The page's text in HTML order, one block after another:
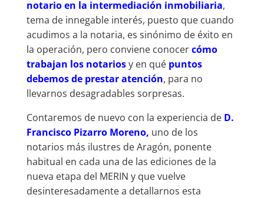
notario en la intermediación inmobiliaria,
tema de innegable interés, puesto que cuando
acudimos a la notaria, es sinónimo de éxito en
la operación, pero conviene conocercómo
trabajan los notariosy en quépuntos
debemos de prestar atención, para no
llevarnos desagradables sorpresas.
Contaremos de nuevo con la experiencia de D.
Francisco Pizarro Moreno, uno de los
notarios más ilustres de Aragón, ponente
habitual en cada una de las ediciones de la
nueva etapa del MERIN y que vuelve
desinteresadamente a detallarnos esta